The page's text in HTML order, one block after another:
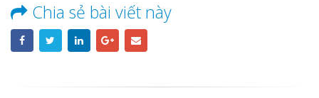
Chia sẻ bài viết này